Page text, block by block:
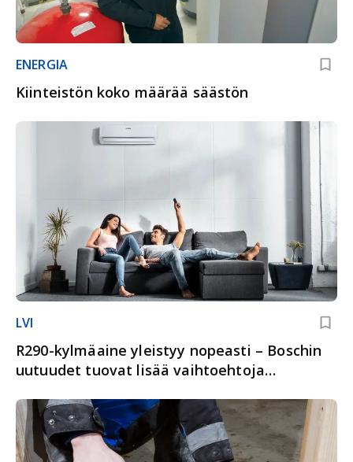
ENERGIA
Kiinteistön koko määrää säästön
LVI
R290-kylmäaine yleistyy nopeasti – Boschin
uutuudet tuovat lisää vaihtoehtoja